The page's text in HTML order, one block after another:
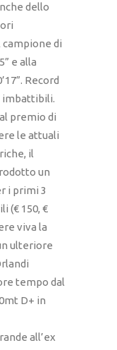
dello
di
e alla
Record
imbattibili.
premio di
le attuali
il
un
i primi 3
(€ 150, €
viva la
ulteriore
tempo dal
D+ in
all’ex